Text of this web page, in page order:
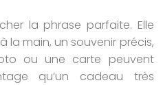
la phrase parfaite. Elle
la main, un souvenir précis,
ou une carte peuvent
qu’un cadeau très